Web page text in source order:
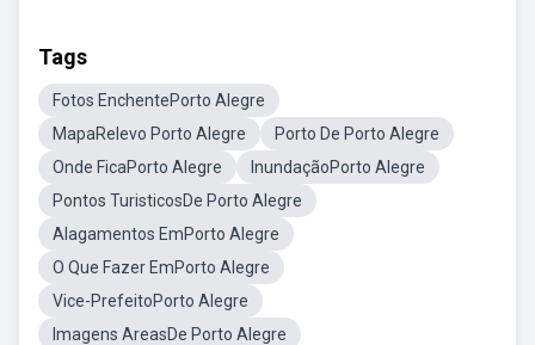
Tags
Fotos EnchentePorto Alegre
MapaRelevo Porto Alegre
Porto De Porto Alegre
Onde FicaPorto Alegre
InundaçãoPorto Alegre
Pontos TuristicosDe Porto Alegre
Alagamentos EmPorto Alegre
O Que Fazer EmPorto Alegre
Vice-PrefeitoPorto Alegre
Imagens AreasDe Porto Alegre